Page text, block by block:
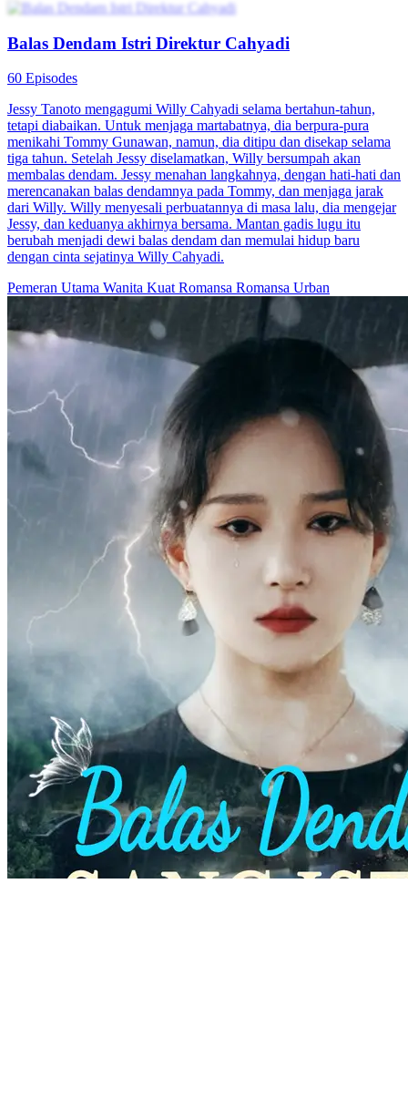
Balas Dendam Istri Direktur Cahyadi
60 Episodes
Jessy Tanoto mengagumi Willy Cahyadi selama bertahun-tahun,
tetapi diabaikan. Untuk menjaga martabatnya, dia berpura-pura
menikahi Tommy Gunawan, namun, dia ditipu dan disekap selama
tiga tahun. Setelah Jessy diselamatkan, Willy bersumpah akan
membalas dendam. Jessy menahan langkahnya, dengan hati-hati dan
merencanakan balas dendamnya pada Tommy, dan menjaga jarak
dari Willy. Willy menyesali perbuatannya di masa lalu, dia mengejar
Jessy, dan keduanya akhirnya bersama. Mantan gadis lugu itu
berubah menjadi dewi balas dendam dan memulai hidup baru
dengan cinta sejatinya Willy Cahyadi.
Pemeran Utama Wanita Kuat Romansa Romansa Urban